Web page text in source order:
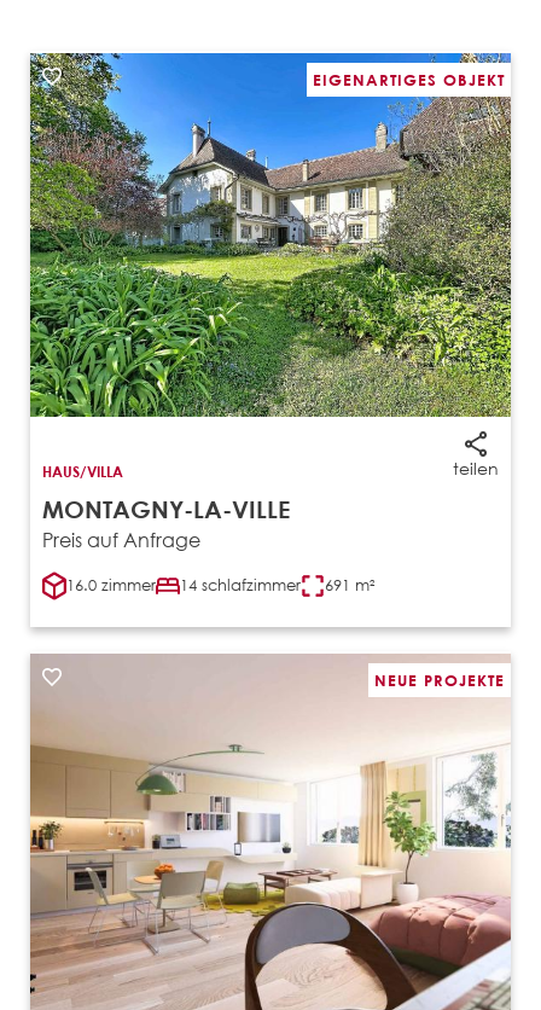
EIGENARTIGES OBJEKT
teilen
HAUS/VILLA
MONTAGNY-LA-VILLE
Preis auf Anfrage
16.0 zimmer 14 schlafzimmer 691 m²
NEUE PROJEKTE